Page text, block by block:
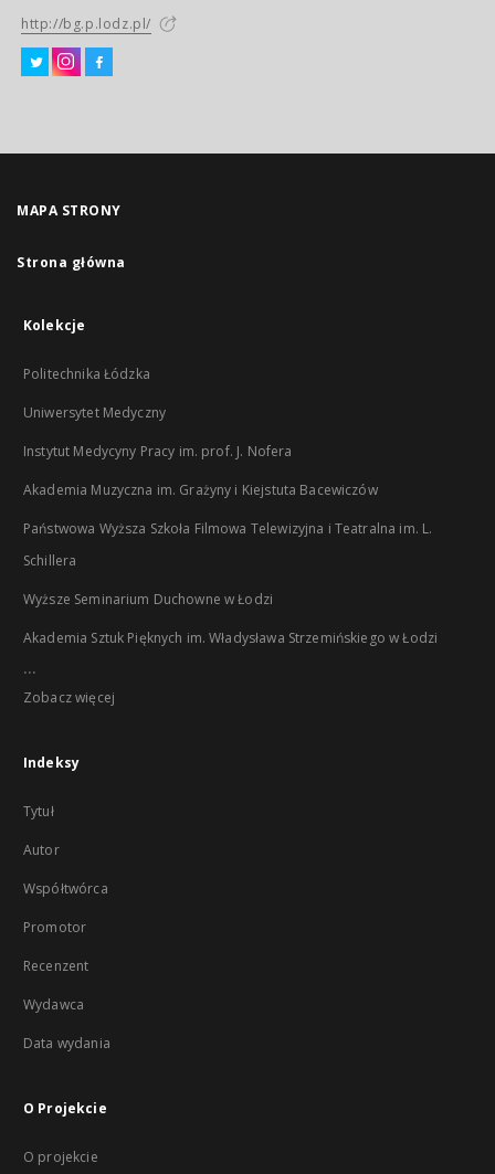
http://bg.p.lodz.pl/
MAPA STRONY
Strona główna
Kolekcje
Politechnika Łódzka
Uniwersytet Medyczny
Instytut Medycyny Pracy im. prof. J. Nofera
Akademia Muzyczna im. Grażyny i Kiejstuta Bacewiczów
Państwowa Wyższa Szkoła Filmowa Telewizyjna i Teatralna im. L.
Schillera
Wyższe Seminarium Duchowne w Łodzi
Akademia Sztuk Pięknych im. Władysława Strzemińskiego w Łodzi
...
Zobacz więcej
Indeksy
Tytuł
Autor
Współtwórca
Promotor
Recenzent
Wydawca
Data wydania
O Projekcie
O projekcie